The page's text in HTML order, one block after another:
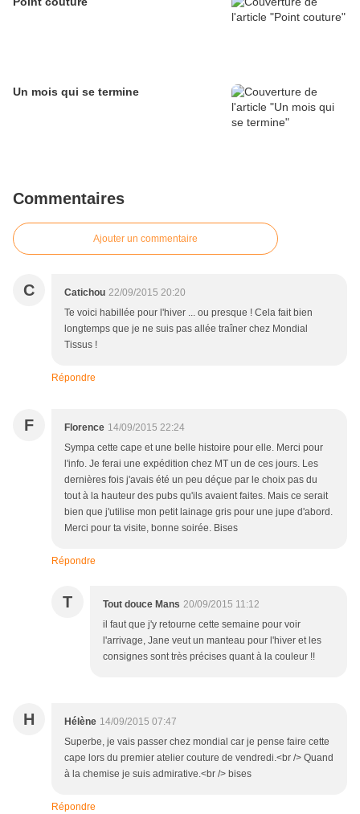
Un mois qui se termine
Commentaires
Ajouter un commentaire
C Catichou 22/09/2015 20:20
Te voici habillée pour l'hiver ... ou presque ! Cela fait bien
longtemps que je ne suis pas allée traîner chez Mondial
Tissus !
Répondre
F Florence 14/09/2015 22:24
Sympa cette cape et une belle histoire pour elle. Merci pour
l'info. Je ferai une expédition chez MT un de ces jours. Les
dernières fois j'avais été un peu déçue par le choix pas du
tout à la hauteur des pubs qu'ils avaient faites. Mais ce serait
bien que j'utilise mon petit lainage gris pour une jupe d'abord.
Merci pour ta visite, bonne soirée. Bises
Répondre
T Tout douce Mans 20/09/2015 11:12
il faut que j'y retourne cette semaine pour voir
l'arrivage, Jane veut un manteau pour l'hiver et les
consignes sont très précises quant à la couleur !!
H Hélène 14/09/2015 07:47
Superbe, je vais passer chez mondial car je pense faire cette
cape lors du premier atelier couture de vendredi.<br /> Quand
à la chemise je suis admirative.<br /> bises
Répondre